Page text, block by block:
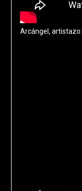
Arcángel, artistazo: